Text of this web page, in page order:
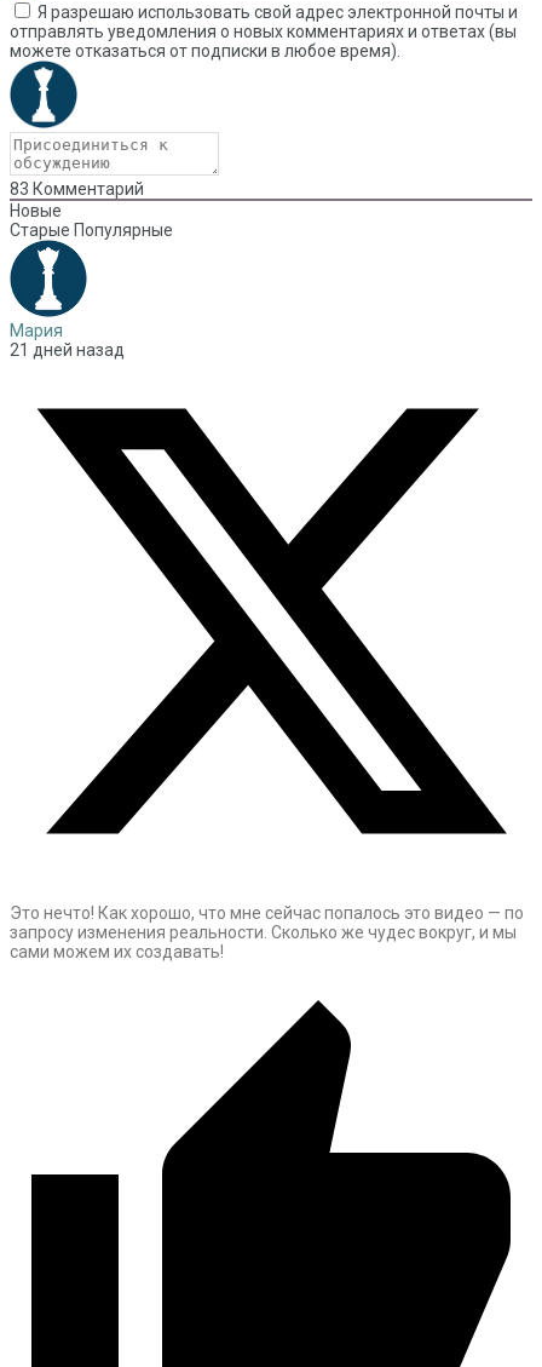
Я разрешаю использовать свой адрес электронной почты и
отправлять уведомления о новых комментариях и ответах (вы
можете отказаться от подписки в любое время).
83 Комментарий
Новые
Старые Популярные
Мария
21 дней назад
Это нечто! Как хорошо, что мне сейчас попалось это видео — по
запросу изменения реальности. Сколько же чудес вокруг, и мы
сами можем их создавать!